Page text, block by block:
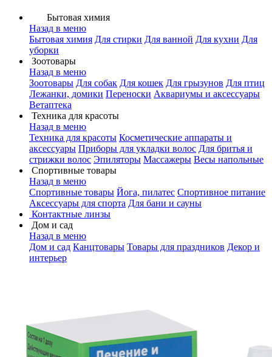
Бытовая химия
Назад в меню
Бытовая химия Для стирки Для ванной Для кухни Для
уборки
Зоотовары
Назад в меню
Зоотовары Для собак Для кошек Для грызунов Для птиц
Лежанки, домики Переноски Аквариумы и аксессуары
Ветаптека
Техника для красоты
Назад в меню
Техника для красоты Косметические аппараты и
аксессуары Приборы для укладки волос Для бритья и
стрижки волос Эпиляторы Массажеры Весы напольные
Спортивные товары
Назад в меню
Спортивные товары Йога, пилатес Спортивное питание
Аксессуары для спорта Для бани и сауны
Контактные линзы
Дом и сад
Назад в меню
Дом и сад Канцтовары Товары для праздников Декор и
интерьер